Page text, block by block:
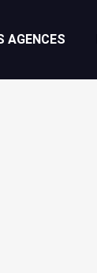
AGENCES